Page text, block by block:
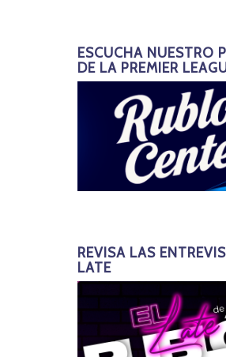
ESCUCHA NUESTRO
DE LA PREMIER
REVISA LAS
LATE